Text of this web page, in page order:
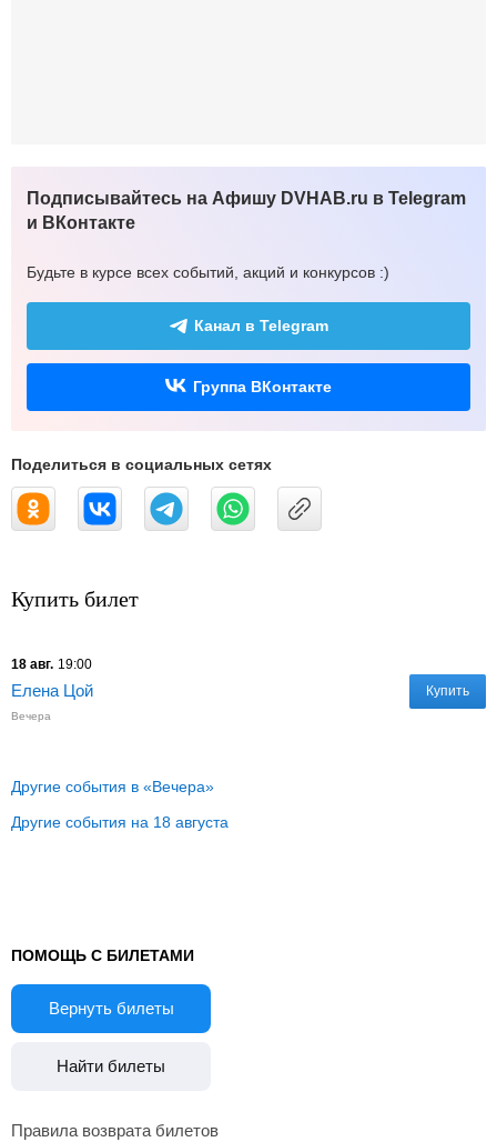
Подписывайтесь на Афишу DVHAB.ru в Telegram
и ВКонтакте
Будьте в курсе всех событий, акций и конкурсов :)
Канал в Telegram
Группа ВКонтакте
Поделиться в социальных сетях
Купить билет
18 авг. 19:00
Елена Цой
Вечера
Купить
Другие события в «Вечера»
Другие события на 18 августа
ПОМОЩЬ С БИЛЕТАМИ
Вернуть билеты
Найти билеты
Правила возврата билетов